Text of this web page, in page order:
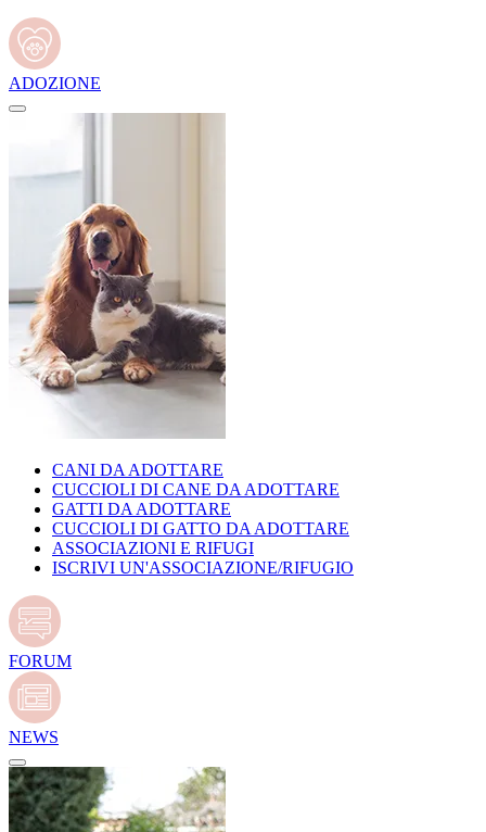
ADOZIONE
CANI DA ADOTTARE
CUCCIOLI DI CANE DA ADOTTARE
GATTI DA ADOTTARE
CUCCIOLI DI GATTO DA ADOTTARE
ASSOCIAZIONI E RIFUGI
ISCRIVI UN'ASSOCIAZIONE/RIFUGIO
FORUM
NEWS